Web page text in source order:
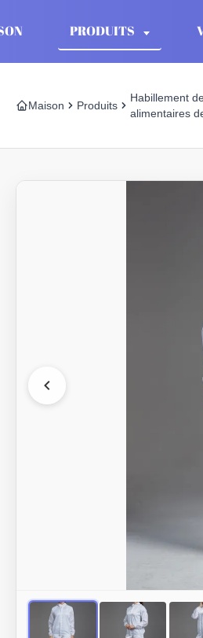
PRODUITS
Maison Produits
Habillement
alimentaires